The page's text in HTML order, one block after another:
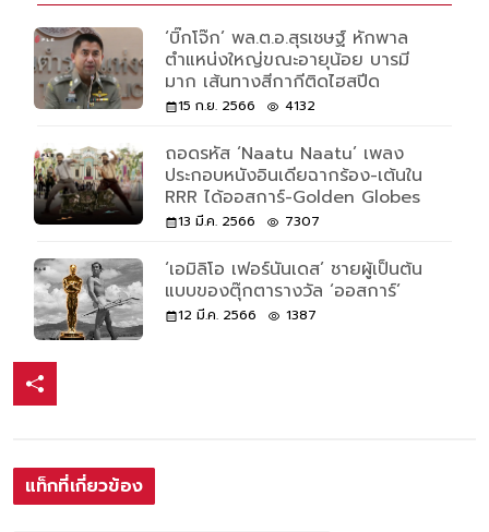
‘บิ๊กโจ๊ก’ พล.ต.อ.สุรเชษฐ์ หักพาล
ตำแหน่งใหญ่ขณะอายุน้อย บารมี
มาก เส้นทางสีกากีติดไฮสปีด
15 ก.ย. 2566 4132
ถอดรหัส ‘Naatu Naatu’ เพลง
ประกอบหนังอินเดียฉากร้อง-เต้นใน
RRR ได้ออสการ์-Golden Globes
13 มี.ค. 2566 7307
‘เอมิลิโอ เฟอร์นันเดส’ ชายผู้เป็นต้น
แบบของตุ๊กตารางวัล ‘ออสการ์’
12 มี.ค. 2566 1387
แท็กที่เกี่ยวข้อง